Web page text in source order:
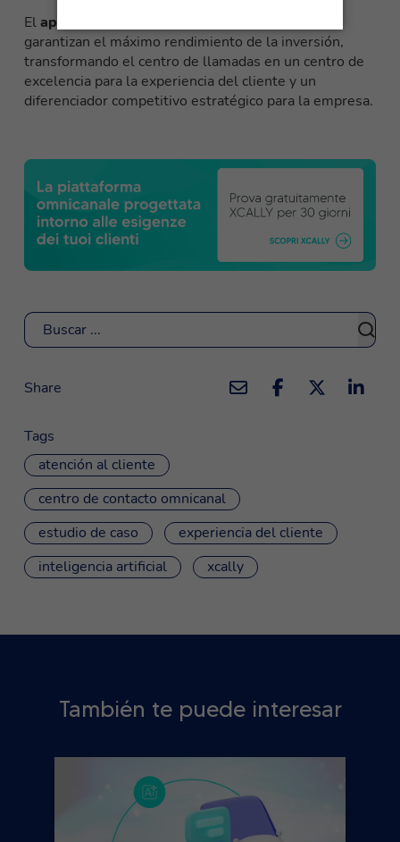
Elapoyo continuo y la formación especializada
garantizan el máximo rendimiento de la inversión,
transformando el centro de llamadas en un centro de
excelencia para la experiencia del cliente y un
diferenciador competitivo estratégico para la empresa.
Buscar
Share
Tags
atención al cliente
centro de contacto omnicanal
estudio de caso
experiencia del cliente
inteligencia artificial
xcally
También te puede interesar